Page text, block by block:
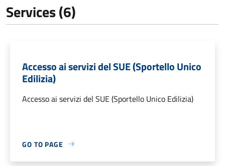
Services (6)
Accesso ai servizi del SUE (Sportello Unico
Edilizia)
Accesso ai servizi del SUE (Sportello Unico Edilizia)
GO TO PAGE